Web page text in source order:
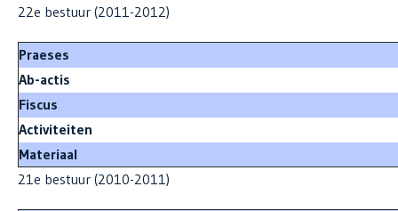
22e bestuur (2011-2012)
Praeses
Ab-actis
Fiscus
Activiteiten
Materiaal
21e bestuur (2010-2011)